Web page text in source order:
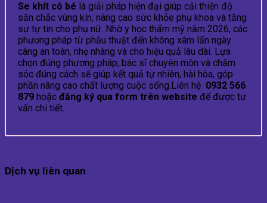
Se khít cô bé là giải pháp hiện đại giúp cải thiện độ
săn chắc vùng kín, nâng cao sức khỏe phụ khoa và tăng
sự tự tin cho phụ nữ. Nhờ y học thẩm mỹ năm 2026, các
phương pháp từ phẫu thuật đến không xâm lấn ngày
càng an toàn, nhẹ nhàng và cho hiệu quả lâu dài. Lựa
chọn đúng phương pháp, bác sĩ chuyên môn và chăm
sóc đúng cách sẽ giúp kết quả tự nhiên, hài hòa, góp
phần nâng cao chất lượng cuộc sống.Liên hệ 0932 566
879 hoặc đăng ký qua form trên website để được tư
vấn chi tiết.
Dịch vụ liên quan